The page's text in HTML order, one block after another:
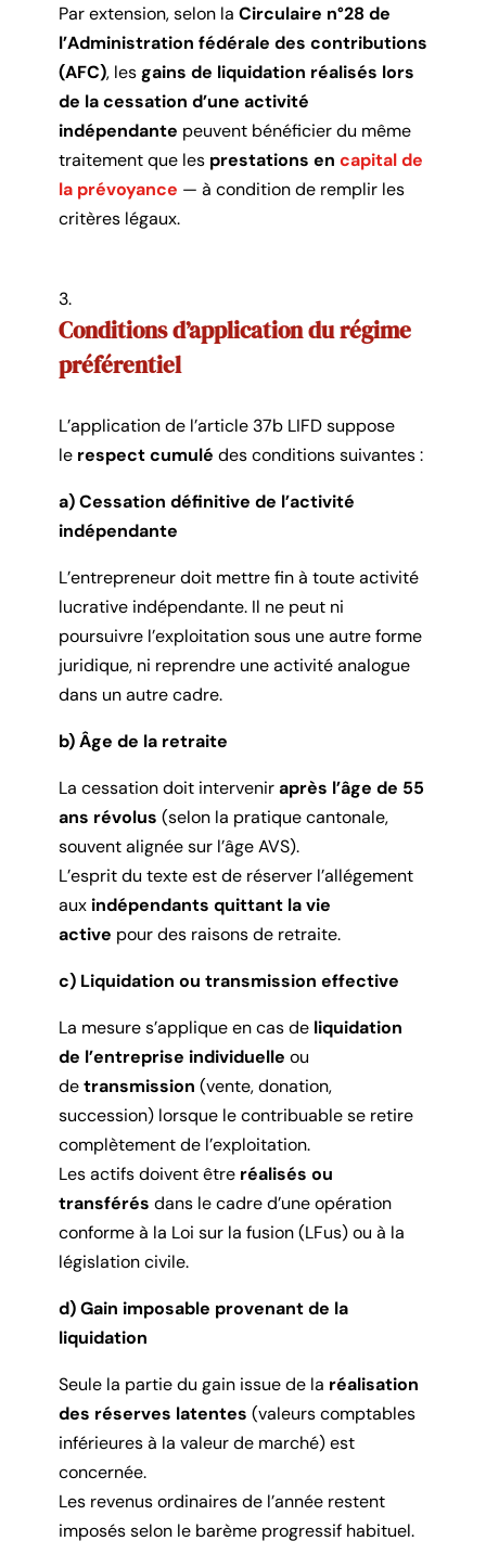
Par extension, selon la Circulaire n°28 de
l’Administration fédérale des contributions
(AFC), lesgains de liquidation réalisés lors
de la cessation d’une activité
indépendante peuvent bénéficier du même
traitement que les prestations en capital de
la prévoyance — à condition de remplir les
critères légaux.
Conditions d’application du régime
préférentiel
L’application de l’article 37b LIFD suppose
le respect cumulé des conditions suivantes :
a) Cessation définitive de l’activité
indépendante
L’entrepreneur doit mettre fin à toute activité
lucrative indépendante. Il ne peut ni
poursuivre l’exploitation sous une autre forme
juridique, ni reprendre une activité analogue
dans un autre cadre.
b) Âge de la retraite
La cessation doit interveniraprès l’âge de 55
ans révolus (selon la pratique cantonale,
souvent alignée sur l’âge AVS).
L’esprit du texte est de réserver l’allégement
aux indépendants quittant la vie
active pour des raisons de retraite.
c) Liquidation ou transmission effective
La mesure s’applique en cas de liquidation
de l’entreprise individuelle ou
detransmission (vente, donation,
succession) lorsque le contribuable se retire
complètement de l’exploitation.
Les actifs doivent être réalisés ou
transférés dans le cadre d’une opération
conforme à la Loi sur la fusion (LFus) ou à la
législation civile.
d) Gain imposable provenant de la
liquidation
Seule la partie du gain issue de la réalisation
des réserves latentes (valeurs comptables
inférieures à la valeur de marché) est
concernée.
Les revenus ordinaires de l’année restent
imposés selon le barème progressif habituel.